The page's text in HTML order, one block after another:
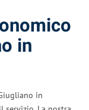
in
in